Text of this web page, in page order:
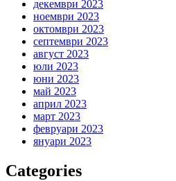
декември 2023
ноември 2023
октомври 2023
септември 2023
август 2023
юли 2023
юни 2023
май 2023
април 2023
март 2023
февруари 2023
януари 2023
Categories